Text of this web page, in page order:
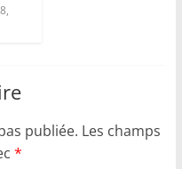
publiée. Les champs
*